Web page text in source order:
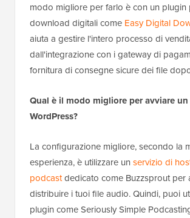
modo migliore per farlo è con un plugin
download digitali come Easy Digital
aiuta a gestire l'intero processo di
dall'integrazione con i gateway di
fornitura di consegne sicure dei file
Qual è il modo migliore per avviare
WordPress?
La configurazione migliore, secondo la
esperienza, è utilizzare un servizio di
podcastdedicato come Buzzsprout per
distribuire i tuoi file audio. Quindi, puoi
plugin come Seriously Simple